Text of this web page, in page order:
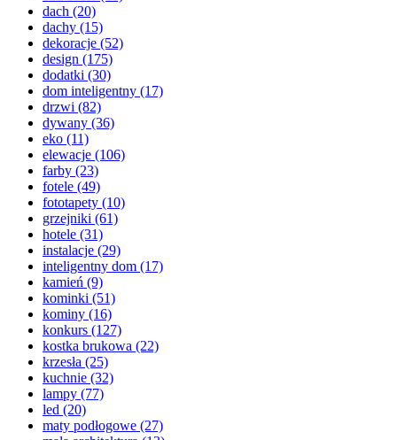
dach (20)
dachy (15)
dekoracje (52)
design (175)
dodatki (30)
dom inteligentny (17)
drzwi (82)
dywany (36)
eko (11)
elewacje (106)
farby (23)
fotele (49)
fototapety (10)
grzejniki (61)
hotele (31)
instalacje (29)
inteligentny dom (17)
kamień (9)
kominki (51)
kominy (16)
konkurs (127)
kostka brukowa (22)
krzesła (25)
kuchnie (32)
lampy (77)
led (20)
maty podłogowe (27)